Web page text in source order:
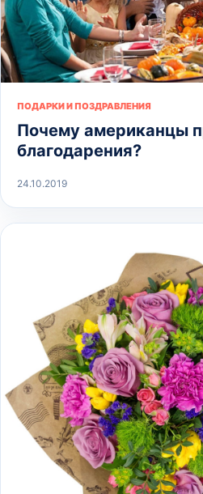
ПОДАРКИ И ПОЗДРАВЛЕНИЯ
Почему американцы
благодарения?
24.10.2019